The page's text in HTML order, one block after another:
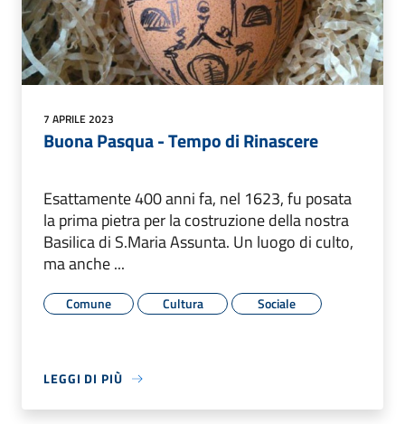
7 APRILE 2023
Buona Pasqua - Tempo di Rinascere
Esattamente 400 anni fa, nel 1623, fu posata
la prima pietra per la costruzione della nostra
Basilica di S.Maria Assunta. Un luogo di culto,
ma anche ...
Comune Cultura Sociale
LEGGI DI PIÙ